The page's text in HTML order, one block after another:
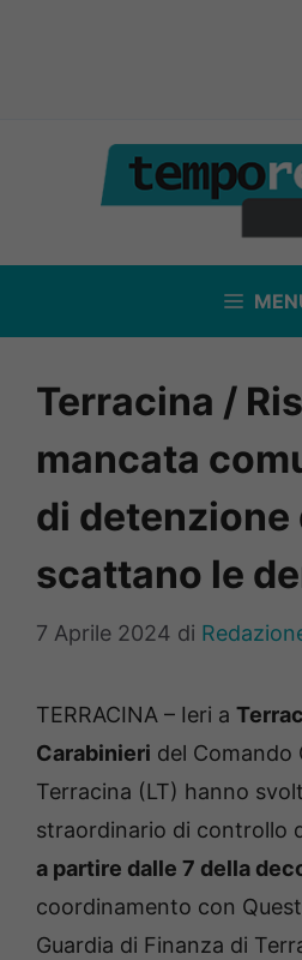
contenuto
Terracina /
mancata
di detenzione
scattano le
7 Aprile 2024 di
TERRACINA – Ieri a
Carabinieri del Comando
Terracina (LT) hanno
straordinario di controllo
a partire dalle 7 della
coordinamento con
Guardia di Finanza di